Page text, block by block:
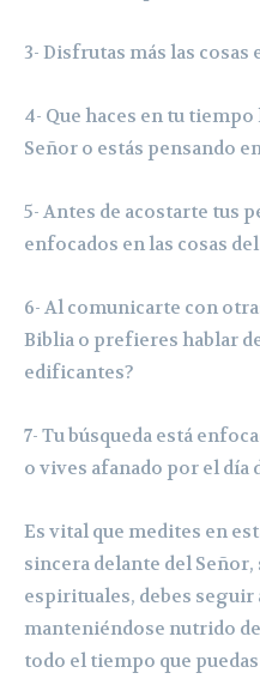
3- Disfrutas más las
4- Que haces en tu
Señor o estás pensando
5- Antes de acostarte tus
enfocados en las cosas
6- Al comunicarte con
Biblia o prefieres hablar
edificantes?
7- Tu búsqueda está
o vives afanado por el día
Es vital que medites en
sincera delante del
espirituales, debes seguir
manteniéndose nutrido
todo el tiempo que